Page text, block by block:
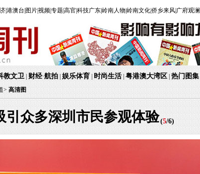
港澳台 图片视频专题 高官 科技广东岭南人物 岭南文化侨乡来风 广府观澜
教文卫|财经·航拍|娱乐体育|时尚生活|粤港澳大湾区|热门图集
> 高清图
引众多深圳市民参观体验(5/6)